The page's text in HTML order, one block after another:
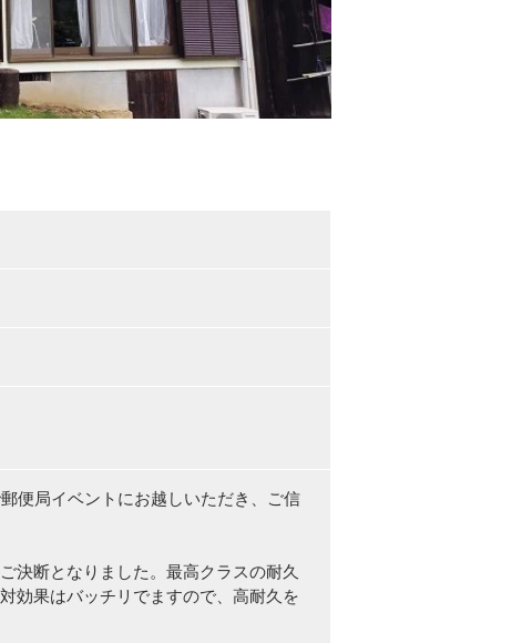
便局イベントにお越しいただき、ご信
決断となりました。最高クラスの耐久
効果はバッチリでますので、高耐久を